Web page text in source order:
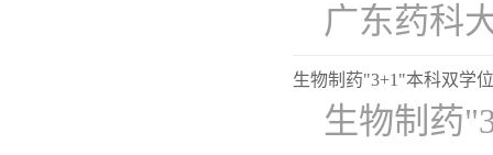
广东药科
生物制药"3+1"本科双学
生物制药